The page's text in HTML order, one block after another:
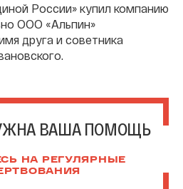
России» купил компанию
ООО «Альпин»
друга и советника
ВАША ПОМОЩЬ
НА РЕГУЛЯРНЫЕ